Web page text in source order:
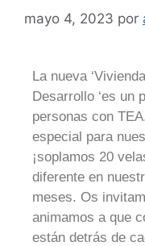
mayo 4, 2023 por
La nueva
Desarrollo ‘es un
personas con
especial para
¡soplamos 20
diferente en
meses. Os
animamos a que
están detrás de